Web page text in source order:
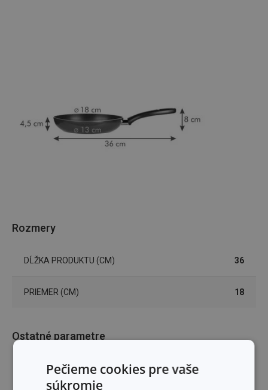
Rozmery
DĹŽKA PRODUKTU (CM) 36
PRIEMER (CM) 18
Ostatné parametre
MATERIÁL
plast, hliníková zliatina,
Pečieme cookies pre vaše
súkromie